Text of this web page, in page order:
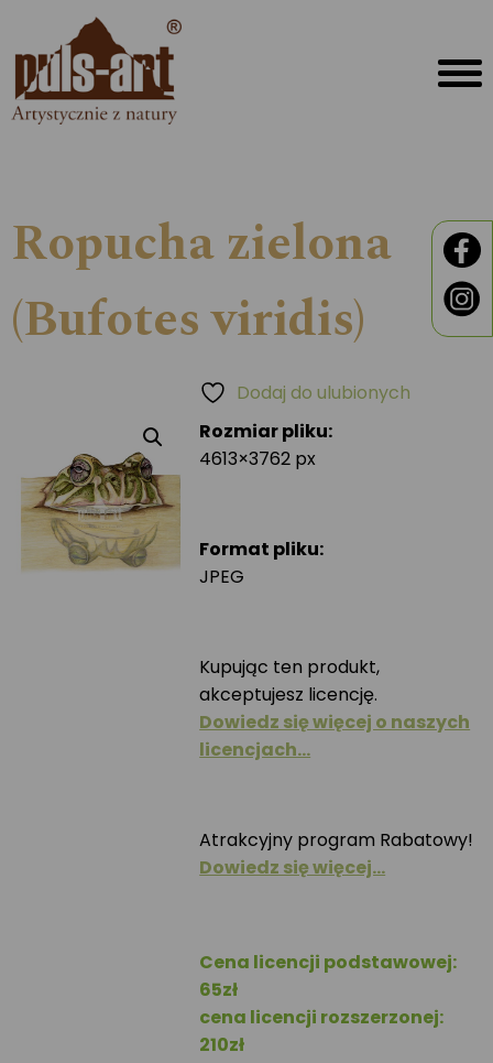
Ropucha zielona
(Bufotes viridis)
Rozmiar pliku:
4613×3762 px
Format pliku:
JPEG
Kupując ten produkt,
akceptujesz licencję.
Dowiedz się więcej o naszych
licencjach…
Atrakcyjny program Rabatowy!
Dowiedz się więcej…
Cena licencji podstawowej:
65zł
cena licencji rozszerzonej:
210zł
Dodaj do ulubionych